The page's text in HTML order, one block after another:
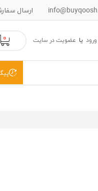
ارسال
۰ ورود یا عضویت در سایت